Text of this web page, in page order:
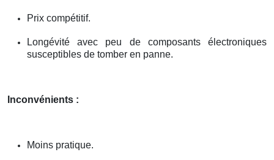
Prix compétitif.
Longévité avec peu de composants électroniques
susceptibles de tomber en panne.
Inconvénients :
Moins pratique.